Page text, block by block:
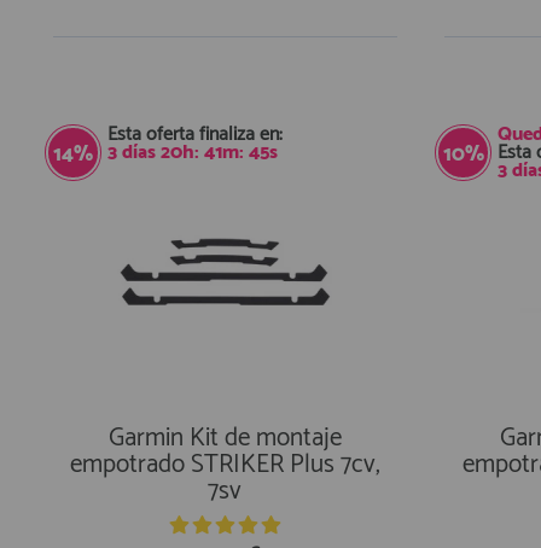
14%
Esta oferta finaliza en:
3días20h:41m:45s
Garmin Kit de montaje
empotrado STRIKER Plus 7cv,
7sv
10% Esta
3